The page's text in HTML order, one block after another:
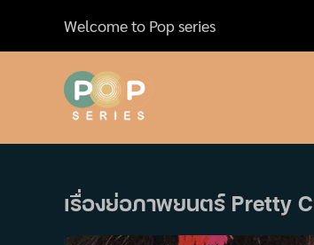
content
Welcome to Pop series
เรื่องย่อภาพยนตร์ Pretty